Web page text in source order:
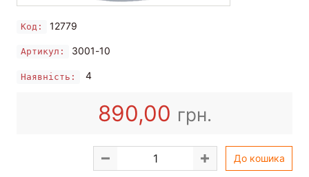
Код: 12779
Артикул: 3001-10
Наявність: 4
890,00 грн.
До кошика